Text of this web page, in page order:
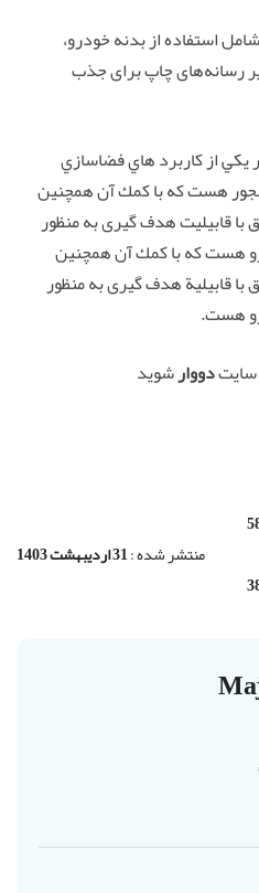
استفاده از بدنه خودرو،
رسانه‌های چاپ برای جذب
يكي از كاربرد هاي فضاسازي
هست كه با كمك آن همچنین
قابيليت هدف گيرى به منظور
هست كه با كمك آن همچنین
قابيلية هدف گيرى به منظور
هست.
سایتدووارشوید
منتشر شده :31 اردیبهشت 1403